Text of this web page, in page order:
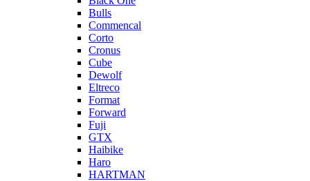
Bulls
Commencal
Corto
Cronus
Cube
Dewolf
Eltreco
Format
Forward
Fuji
GTX
Haibike
Haro
HARTMAN